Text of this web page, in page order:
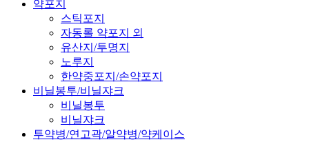
약포지
스틱포지
자동롤 약포지 외
유산지/투명지
노루지
한약중포지/손약포지
비닐봉투/비닐쟈크
비닐봉투
비닐쟈크
투약병/연고곽/알약병/약케이스